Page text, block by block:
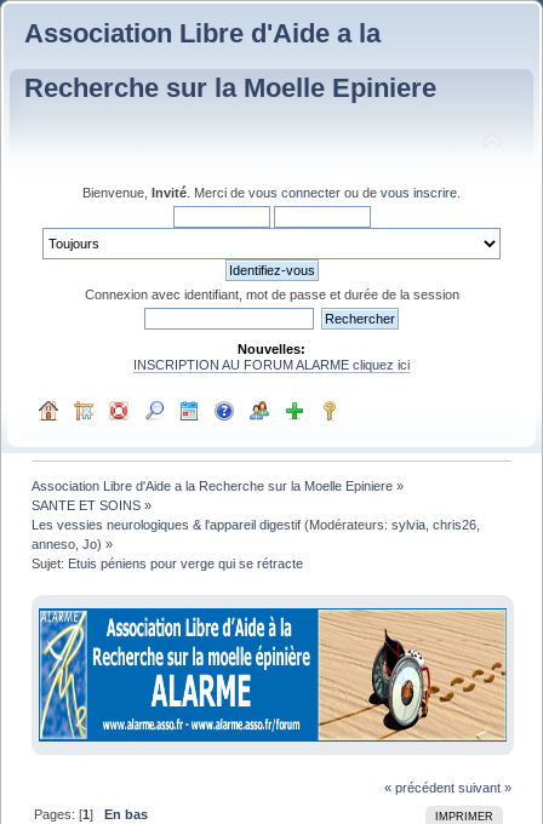
Association Libre d'Aide a la
Recherche sur la Moelle Epiniere
Bienvenue, Invité . Merci de vous connecter ou de vous inscrire
Connexion avec identifiant, mot de passe et durée de la session
Nouvelles:
INSCRIPTION AU FORUM ALARME cliquez ici
Association Libre d'Aide a la Recherche sur la Moelle Epiniere »
SANTE ET SOINS »
Les vessies neurologiques & l'appareil digestif (Modérateurs:sylvia ,chris26
anneso ,Jo) »
Sujet: Etuis péniens pour verge qui se rétracte
« précédent suivant »
IMPRIMER
Pages: [1] En bas